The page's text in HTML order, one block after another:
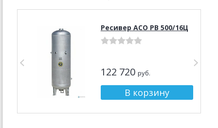
Ресивер АСО РВ 500/16Ц
122 720 руб.